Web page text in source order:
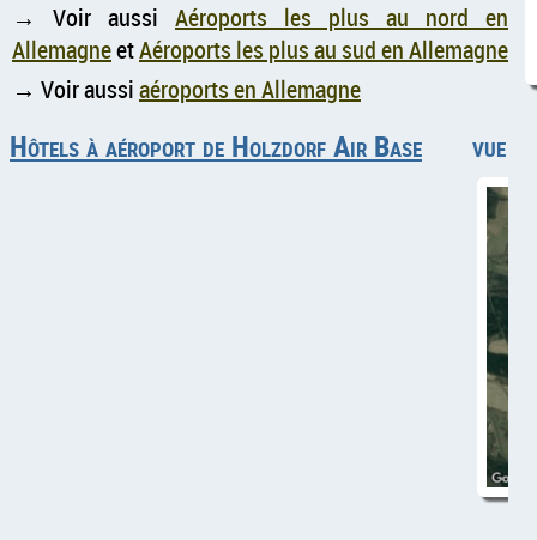
→ Voir aussi Aéroports les plus au nord en
AllemagneetAéroports les plus au sud en Allemagne
→ Voir aussiaéroports en Allemagne
Hôtels à aéroport de Holzdorf Air Base vue